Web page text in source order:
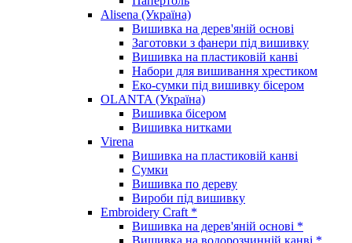
Alisena (Україна)
Вишивка на дерев'яній основі
Заготовки з фанери під вишивку
Вишивка на пластиковій канві
Набори для вишивання хрестиком
Еко-сумки під вишивку бісером
OLANTA (Україна)
Вишивка бісером
Вишивка нитками
Virena
Вишивка на пластиковій канві
Сумки
Вишивка по дереву
Вироби під вишивку
Embroidery Craft *
Вишивка на дерев'яній основі *
Вишивка на водорозчинній канві *